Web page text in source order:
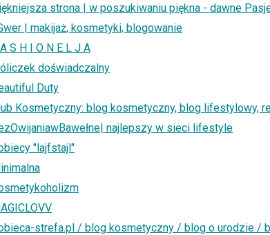
strona | w poszukiwaniu piękna - dawne
| makijaż, kosmetyki, blogowanie
S H I O N E L J A
doświadczalny
Duty
Kosmetyczny: blog kosmetyczny, blog lifestylowy,
najlepszy w sieci lifestyle
"lajfstajl"
strefa.pl / blog kosmetyczny / blog o urodzie /